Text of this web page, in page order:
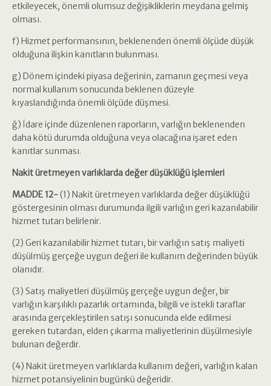
etkileyecek, önemli olumsuz değişikliklerin meydana gelmiş
olması.
f) Hizmet performansının, beklenenden önemli ölçüde düşük
olduğuna ilişkin kanıtların bulunması.
g) Dönem içindeki piyasa değerinin, zamanın geçmesi veya
normal kullanım sonucunda beklenen düzeyle
kıyaslandığında önemli ölçüde düşmesi.
ğ) İdare içinde düzenlenen raporların, varlığın beklenenden
daha kötü durumda olduğuna veya olacağına işaret eden
kanıtlar sunması.
Nakit üretmeyen varlıklarda değer düşüklüğü işlemleri
MADDE 12-(1) Nakit üretmeyen varlıklarda değer düşüklüğü
göstergesinin olması durumunda ilgili varlığın geri kazanılabilir
hizmet tutarı belirlenir.
(2) Geri kazanılabilir hizmet tutarı, bir varlığın satış maliyeti
düşülmüş gerçeğe uygun değeri ile kullanım değerinden büyük
olanıdır.
(3) Satış maliyetleri düşülmüş gerçeğe uygun değer, bir
varlığın karşılıklı pazarlık ortamında, bilgili ve istekli taraflar
arasında gerçekleştirilen satışı sonucunda elde edilmesi
gereken tutardan, elden çıkarma maliyetlerinin düşülmesiyle
bulunan değerdir.
(4) Nakit üretmeyen varlıklarda kullanım değeri, varlığın kalan
hizmet potansiyelinin bugünkü değeridir.